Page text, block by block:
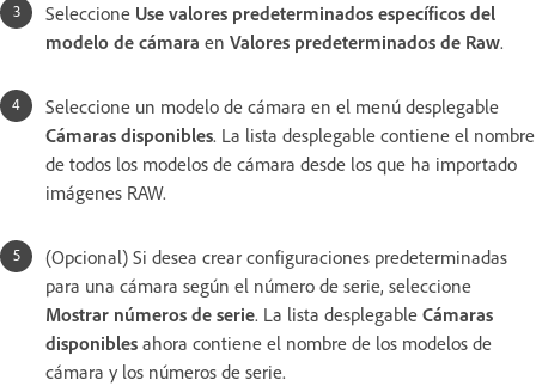
Seleccione Use valores predeterminados específicos del
modelo de cámara en Valores predeterminados de Raw.
Seleccione un modelo de cámara en el menú desplegable
Cámaras disponibles. La lista desplegable contiene el nombre
de todos los modelos de cámara desde los que ha importado
imágenes RAW.
(Opcional) Si desea crear configuraciones predeterminadas
para una cámara según el número de serie, seleccione
Mostrar números de serie. La lista desplegable Cámaras
disponibles ahora contiene el nombre de los modelos de
cámara y los números de serie.